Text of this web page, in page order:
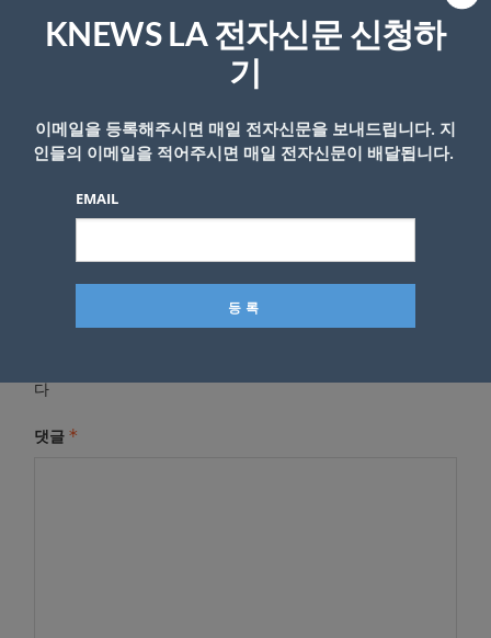
억 클럽 일당 모두가 수사 대상”이라고 설명했
- Copyright © KNEWSLA.COM, 무단 전재 및 재배포 금지
답글 남기기
다
댓글 *
KNEWS LA 전자신문 신청하
기
이메일을 등록해주시면 매일 전자신문을 보내드립니다. 지
인들의 이메일을 적어주시면 매일 전자신문이 배달됩니다.
EMAIL